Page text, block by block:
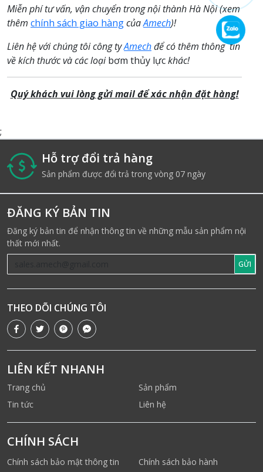
Miễn phí tư vấn, vận chuyển trong nội thành Hà Nội (xem
thêm chính sách giao hàngcủaAmech)!
Liên hệ với chúng tôi công tyAmechđể có thêm thông tin
về kích thước và các loạibơm thủy lựckhác!
Quý khách vui lòng gửi mail để xác nhận đặt hàng!
;
Hỗ trợ đổi trả hàng
Sản phẩm được đổi trả trong vòng 07 ngày
ĐĂNG KÝ BẢN TIN
Đăng ký bản tin để nhận thông tin về những mẫu sản phẩm nội
thất mới nhất.
GỬI
THEO DÕI CHÚNG TÔI
LIÊN KẾT NHANH
Trang chủ
Sản phẩm
Tin tức
Liên hệ
CHÍNH SÁCH
Chính sách bảo mật thông tin Chính sách bảo hành